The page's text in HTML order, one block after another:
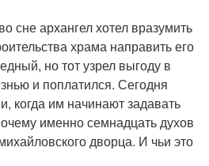
сне архангел хотел вразумить
храма направить его
но тот узрел выгоду в
и поплатился. Сегодня
когда им начинают задавать
именно семнадцать духов
дворца. И чьи это